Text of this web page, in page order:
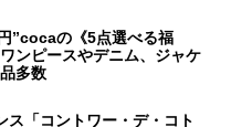
”cocaの《5点選べる福
ンピースやデニム、ジャケ
多数
ス「コントワー・デ・コト